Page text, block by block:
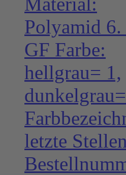
Polyamid 6.
GF Farbe:
hellgrau= 1,
letzte